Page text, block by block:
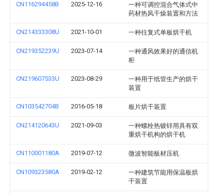
CN116294458B 2025-12-16
一种可调控混合气体式中
药材热风干燥装置和方法
CN214333308U 2021-10-01 一种往复式单板烘干机
CN219352239U 2023-07-14
一种通风效果好的通信机
柜
CN219607533U 2023-08-29
一种用于纸管生产的烘干
装置
CN103542704B 2016-05-18 板片烘干装置
CN214120643U 2021-09-03
一种螺栓热镀锌用具有双
重烘干机构的烘干机
CN110001180A 2019-07-12 微波智能板材压机
CN109323580A 2019-02-12
一种建筑节能用保温板烘
干装置